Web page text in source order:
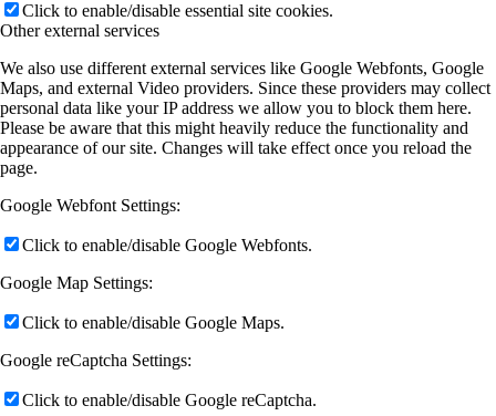
Click to enable/disable essential site cookies.
Other external services
We also use different external services like Google Webfonts, Google
Maps, and external Video providers. Since these providers may collect
personal data like your IP address we allow you to block them here.
Please be aware that this might heavily reduce the functionality and
appearance of our site. Changes will take effect once you reload the
page.
Google Webfont Settings:
Click to enable/disable Google Webfonts.
Google Map Settings:
Click to enable/disable Google Maps.
Google reCaptcha Settings:
Click to enable/disable Google reCaptcha.